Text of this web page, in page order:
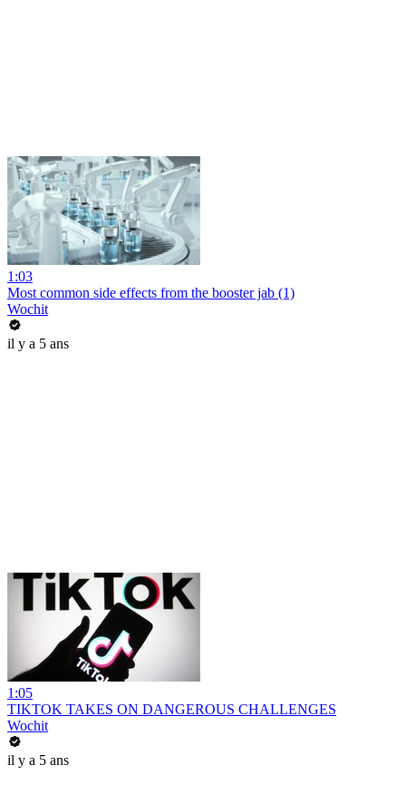
1:03
Most common side effects from the booster jab (1)
Wochit
il y a 5 ans
1:05
TIKTOK TAKES ON DANGEROUS CHALLENGES
Wochit
il y a 5 ans